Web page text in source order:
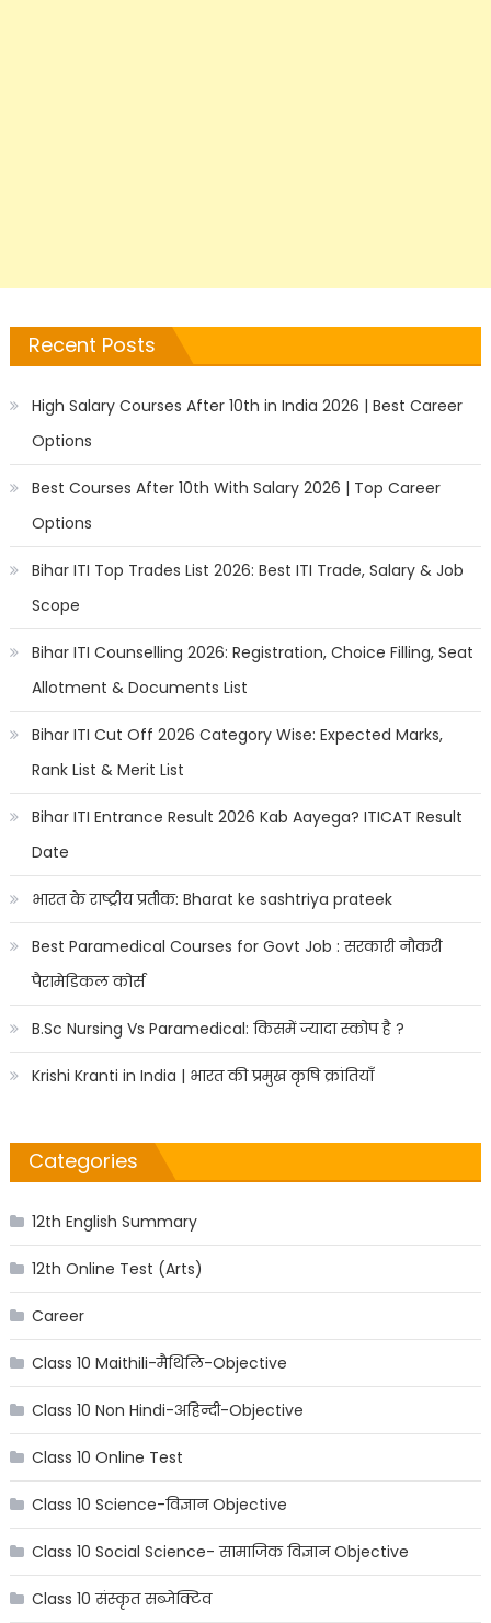
Recent Posts
High Salary Courses After 10th in India 2026 | Best Career
Options
Best Courses After 10th With Salary 2026 | Top Career
Options
Bihar ITI Top Trades List 2026: Best ITI Trade, Salary & Job
Scope
Bihar ITI Counselling 2026: Registration, Choice Filling, Seat
Allotment & Documents List
Bihar ITI Cut Off 2026 Category Wise: Expected Marks,
Rank List & Merit List
Bihar ITI Entrance Result 2026 Kab Aayega? ITICAT Result
Date
भारत के राष्ट्रीय प्रतीक: Bharat ke sashtriya prateek
Best Paramedical Courses for Govt Job : सरकारी नौकरी
पैरामेडिकल कोर्स
B.Sc Nursing Vs Paramedical: किसमें ज्यादा स्कोप है ?
Krishi Kranti in India | भारत की प्रमुख कृषि क्रांतियाँ
Categories
12th English Summary
12th Online Test (Arts)
Career
Class 10 Maithili-मैथिलि-Objective
Class 10 Non Hindi-अहिन्दी-Objective
Class 10 Online Test
Class 10 Science-विज्ञान Objective
Class 10 Social Science- सामाजिक विज्ञान Objective
Class 10 संस्कृत सब्जेक्टिव